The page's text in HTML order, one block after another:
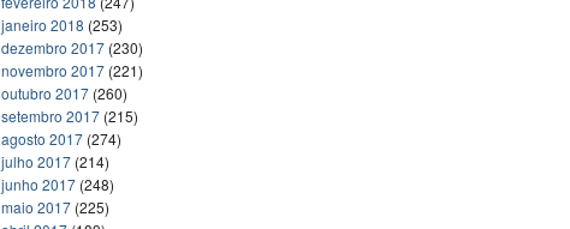
janeiro 2018 (253)
dezembro 2017 (230)
novembro 2017 (221)
outubro 2017 (260)
setembro 2017 (215)
agosto 2017 (274)
julho 2017 (214)
junho 2017 (248)
maio 2017 (225)